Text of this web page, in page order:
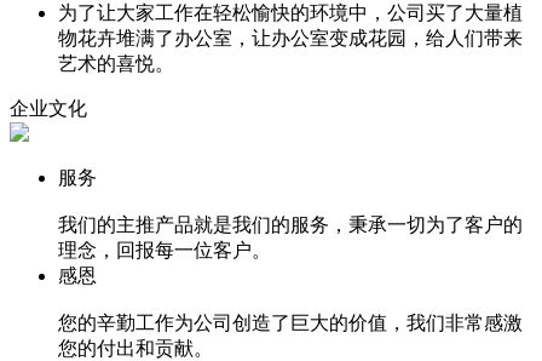
为了让大家工作在轻松愉快的环境中，公司买了大量植
物花卉堆满了办公室，让办公室变成花园，给人们带来
艺术的喜悦。
企业文化
服务
我们的主推产品就是我们的服务，秉承一切为了客户的
理念，回报每一位客户。
感恩
您的辛勤工作为公司创造了巨大的价值，我们非常感激
您的付出和贡献。